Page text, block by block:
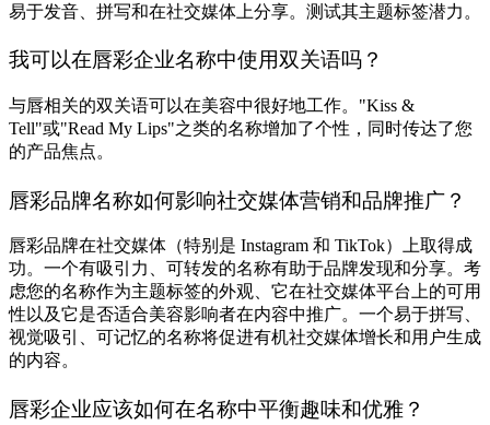
易于发音、拼写和在社交媒体上分享。测试其主题标签潜力。
我可以在唇彩企业名称中使用双关语吗？
与唇相关的双关语可以在美容中很好地工作。"Kiss &
Tell"或"Read My Lips"之类的名称增加了个性，同时传达了您
的产品焦点。
唇彩品牌名称如何影响社交媒体营销和品牌推广？
唇彩品牌在社交媒体（特别是 Instagram 和 TikTok）上取得成
功。一个有吸引力、可转发的名称有助于品牌发现和分享。考
虑您的名称作为主题标签的外观、它在社交媒体平台上的可用
性以及它是否适合美容影响者在内容中推广。一个易于拼写、
视觉吸引、可记忆的名称将促进有机社交媒体增长和用户生成
的内容。
唇彩企业应该如何在名称中平衡趣味和优雅？